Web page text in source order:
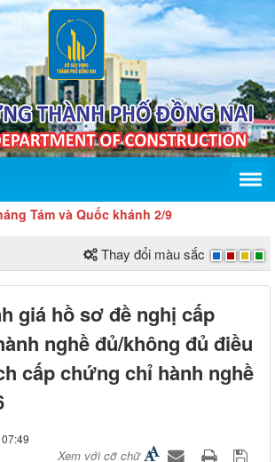
và Quốc khánh 2/9
Thay đổi màu sắc
giá hồ sơ đề nghị cấp
nghề đủ/không đủ điều
cấp chứng chỉ hành nghề
Xem với cỡ chữ